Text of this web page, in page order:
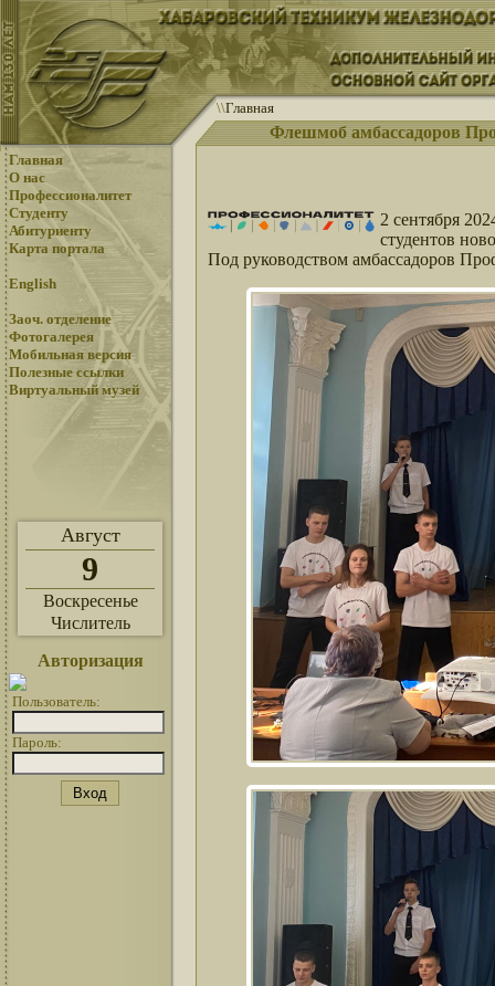
\\Главная
Флешмоб амбассадоров
Главная
О нас
Профессионалитет
Студенту
Абитуриенту
Карта портала
English
Заоч. отделение
Фотогалерея
Мобильная версия
Полезные ссылки
Виртуальный музей
Август
9
Воскресенье
Числитель
Авторизация
Пользователь:
Пароль:
2 сентября
студентов
Под руководством амбассадоров